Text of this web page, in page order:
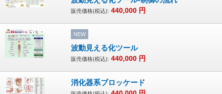
販売価格(税込): 440,000 円
NEW
波動見える化ツール
販売価格(税込): 440,000 円
消化器系ブロッケード